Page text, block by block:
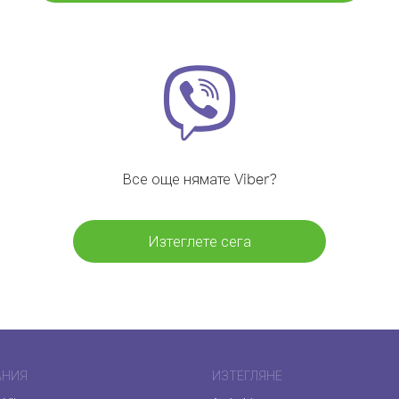
Все още нямате Viber?
Изтеглете сега
ИЗТЕГЛЯНЕ